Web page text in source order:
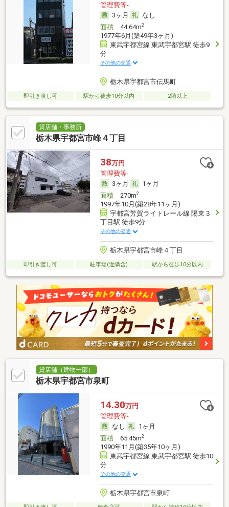
管理費等-
3ヶ月
なし
面積44.64m2
1977年6月(築49年3ヶ月)
東武宇都宮線 東武宇都宮駅 徒歩9
分
その他の交通
栃木県宇都宮市伝馬町
即引き渡し可 駅から徒歩10分以内 2階以上
貸店舗・事務所
栃木県宇都宮市峰４丁目
38万円
管理費等-
3ヶ月
1ヶ月
面積270m2
1997年10月(築28年11ヶ月)
宇都宮芳賀ライトレール線 陽東３
丁目駅 徒歩9分
その他の交通
栃木県宇都宮市峰４丁目
即引き渡し可 駐車場(近隣含) 駅から徒歩10分以内
貸店舗（建物一部）
栃木県宇都宮市泉町
14.30万円
管理費等-
なし
1ヶ月
面積65.45m2
1990年11月(築35年10ヶ月)
東武宇都宮線 東武宇都宮駅 徒歩10
分
その他の交通
栃木県宇都宮市泉町